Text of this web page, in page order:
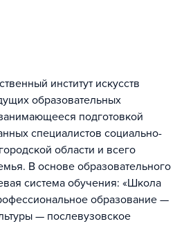
институт искусств
образовательных
подготовкой
специалистов социально-
области и всего
В основе образовательного
система обучения: «Школа
образование —
— послевузовское